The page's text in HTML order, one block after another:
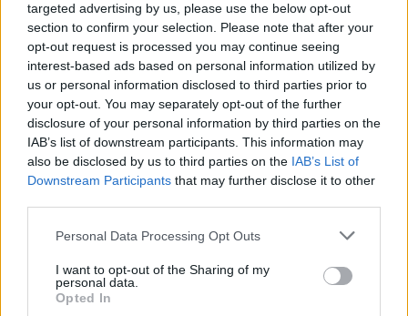
targeted advertising by us, please use the below opt-out
section to confirm your selection. Please note that after your
opt-out request is processed you may continue seeing
interest-based ads based on personal information utilized by
us or personal information disclosed to third parties prior to
your opt-out. You may separately opt-out of the further
disclosure of your personal information by third parties on the
IAB’s list of downstream participants. This information may
also be disclosed by us to third parties on the IAB’s List of
Downstream Participants that may further disclose it to other
Please note that this website/app uses one or more Google
not limited to your visit or usage behaviour. You may click to
grant or deny consent to Google and its third-party tags to
use your data for below specified purposes in below Google
Personal Data Processing Opt Outs
I want to opt-out of the Sharing of my
personal data.
Opted In
Komlódi Gábor arra hívta fel a figyelmet, hogy bár a
kontinentális jogrendszerben nincs precedensjog, de
a Kúria azokban az esetekben, amikor a
jogalkalmazás nem egységes, kötelező érvénnyel
mondhatja ki, miként kell egyes jogszabályokat
alkalmazni, és ettől csak kivételes esetekben lehet
eltérni. És itt van jelentős szerepe annak, hogy ki a
főbíró, mert a jogegységi panaszt elbíráló tanácsok
összeállításán és vezetésén keresztül a teljes bírói
joggyakorlatot befolyásolhatja.
Nem mellesleg a Kúria elnöke bírálja el a bírói
pályázatokat és nevezi ki a kollégiumok vezetőit.
Vagyis: a saját szándékai szerint formálhatja a
Kúrián eljáró tanácsok összetételét, s